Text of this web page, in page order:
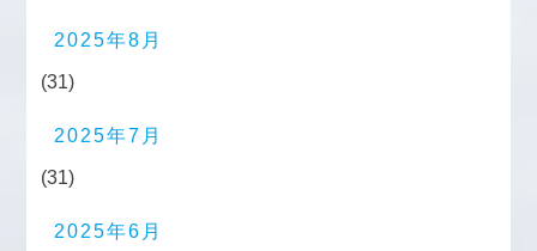
2025年8月
(31)
2025年7月
(31)
2025年6月